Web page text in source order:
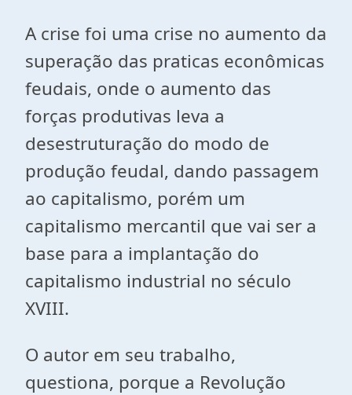
A crise foi uma crise no aumento da
superação das praticas econômicas
feudais, onde o aumento das
forças produtivas leva a
desestruturação do modo de
produção feudal, dando passagem
ao capitalismo, porém um
capitalismo mercantil que vai ser a
base para a implantação do
capitalismo industrial no século
XVIII.
O autor em seu trabalho,
questiona, porque a Revolução